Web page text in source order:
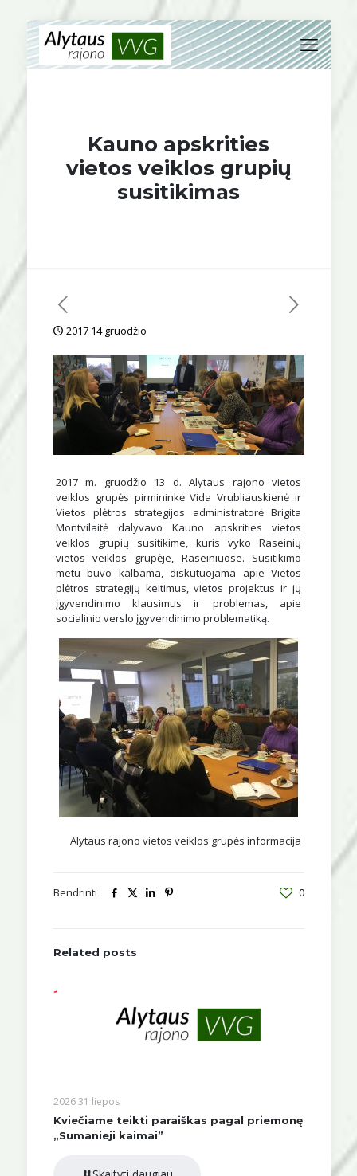
Kauno apskrities
vietos veiklos grupių
susitikimas
2017 14 gruodžio
2017 m. gruodžio 13 d. Alytaus rajono vietos
veiklos grupės pirmininkė Vida Vrubliauskienė ir
Vietos plėtros strategijos administratorė Brigita
Montvilaitė dalyvavo Kauno apskrities vietos
veiklos grupių susitikime, kuris vyko Raseinių
vietos veiklos grupėje, Raseiniuose. Susitikimo
metu buvo kalbama, diskutuojama apie Vietos
plėtros strategijų keitimus, vietos projektus ir jų
įgyvendinimo klausimus ir problemas, apie
socialinio verslo įgyvendinimo problematiką.
Alytaus rajono vietos veiklos grupės informacija
Bendrinti 0
Related posts
2026 31 liepos
Kviečiame teikti paraiškas pagal priemonę
„Sumanieji kaimai”